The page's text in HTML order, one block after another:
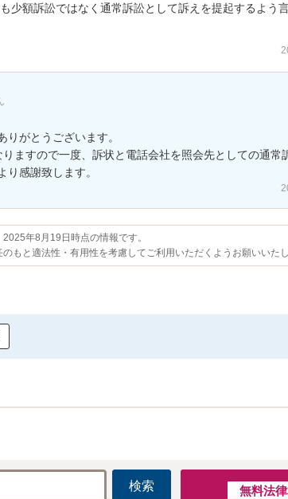
少額訴訟ではなく通常訴訟として訴えを提起するよう
りがとうございます。
ますので一度、訴状と電話会社を照会先としての通常
り感謝致します。
2025年8月19日時点の情報です。
のもと適法性・有用性を考慮してご利用いただくようお願いいたし
検索 無料法